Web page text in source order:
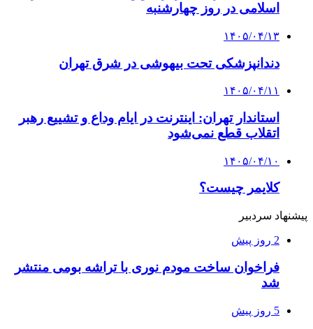
اسلامی در روز چهارشنبه
۱۴۰۵/۰۴/۱۳
دندانپزشکی تحت بیهوشی در شرق تهران
۱۴۰۵/۰۴/۱۱
استاندار تهران: اینترنت در ایام وداع و تشییع رهبر
اتقلاب قطع نمی‌شود
۱۴۰۵/۰۴/۱۰
کلایمر چیست؟
پیشنهاد سردبیر
2 روز پیش
فراخوان ساخت مودم نوری با تراشه بومی منتشر
شد
5 روز پیش